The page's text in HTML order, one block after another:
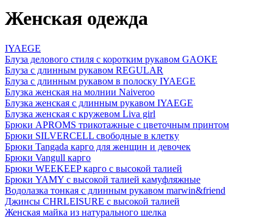
Женская одежда
IYAEGE
Блуза делового стиля с коротким рукавом GAOKE
Блуза с длинным рукавом REGULAR
Блуза с длинным рукавом в полоску IYAEGE
Блузка женская на молнии Naiveroo
Блузка женская с длинным рукавом IYAEGE
Блузка женская с кружевом Liva girl
Брюки APROMS трикотажные с цветочным принтом
Брюки SILVERCELL свободные в клетку
Брюки Tangada карго для женщин и девочек
Брюки Vangull карго
Брюки WEEKEEP карго с высокой талией
Брюки YAMY с высокой талией камуфляжные
Водолазка тонкая с длинным рукавом marwin&friend
Джинсы CHRLEISURE с высокой талией
Женская майка из натурального шелка